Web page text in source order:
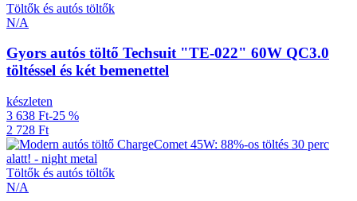
Töltők és autós töltők
N/A
Gyors autós töltő Techsuit "TE-022" 60W QC3.0
töltéssel és két bemenettel
készleten
3 638 Ft-25 %
2 728 Ft
Töltők és autós töltők
N/A